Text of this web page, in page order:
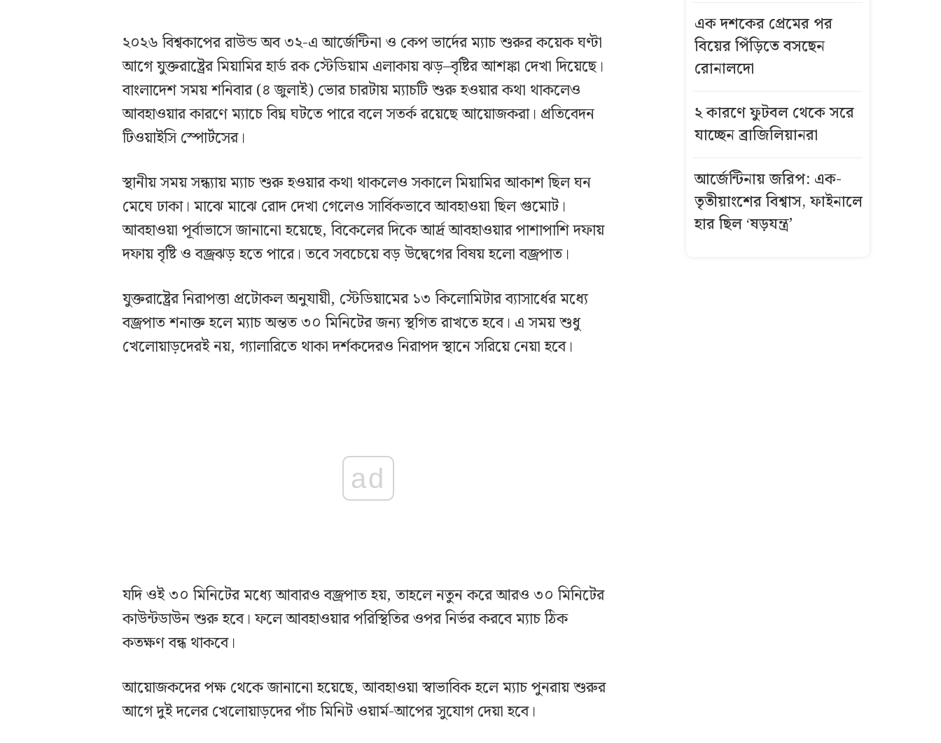
২০২৬ বিশ্বকাপের রাউন্ড অব ৩২-এ আর্জেন্টিনা ও কেপ ভার্দের ম্যাচ শুরুর কয়েক ঘণ্টা
আগে যুক্তরাষ্ট্রের মিয়ামির হার্ড রক স্টেডিয়াম এলাকায় ঝড়–বৃষ্টির আশঙ্কা দেখা দিয়েছে।
বাংলাদেশ সময় শনিবার (৪ জুলাই) ভোর চারটায় ম্যাচটি শুরু হওয়ার কথা থাকলেও
আবহাওয়ার কারণে ম্যাচে বিঘ্ন ঘটতে পারে বলে সতর্ক রয়েছে আয়োজকরা। প্রতিবেদন
টিওয়াইসি স্পোর্টসের।
স্থানীয় সময় সন্ধ্যায় ম্যাচ শুরু হওয়ার কথা থাকলেও সকালে মিয়ামির আকাশ ছিল ঘন
মেঘে ঢাকা। মাঝে মাঝে রোদ দেখা গেলেও সার্বিকভাবে আবহাওয়া ছিল গুমোট।
আবহাওয়া পূর্বাভাসে জানানো হয়েছে, বিকেলের দিকে আর্দ্র আবহাওয়ার পাশাপাশি দফায়
দফায় বৃষ্টি ও বজ্রঝড় হতে পারে। তবে সবচেয়ে বড় উদ্বেগের বিষয় হলো বজ্রপাত।
যুক্তরাষ্ট্রের নিরাপত্তা প্রটোকল অনুযায়ী, স্টেডিয়ামের ১৩ কিলোমিটার ব্যাসার্ধের মধ্যে
বজ্রপাত শনাক্ত হলে ম্যাচ অন্তত ৩০ মিনিটের জন্য স্থগিত রাখতে হবে। এ সময় শুধু
খেলোয়াড়দেরই নয়, গ্যালারিতে থাকা দর্শকদেরও নিরাপদ স্থানে সরিয়ে নেয়া হবে।
ad
যদি ওই ৩০ মিনিটের মধ্যে আবারও বজ্রপাত হয়, তাহলে নতুন করে আরও ৩০ মিনিটের
কাউন্টডাউন শুরু হবে। ফলে আবহাওয়ার পরিস্থিতির ওপর নির্ভর করবে ম্যাচ ঠিক
কতক্ষণ বন্ধ থাকবে।
আয়োজকদের পক্ষ থেকে জানানো হয়েছে, আবহাওয়া স্বাভাবিক হলে ম্যাচ পুনরায় শুরুর
আগে দুই দলের খেলোয়াড়দের পাঁচ মিনিট ওয়ার্ম-আপের সুযোগ দেয়া হবে।
বিমানবন্দরে
সবাইকে তল্লাশির
নির্দেশ
আ.লীগ নেতার
ফুলেল শুভেচ্ছা
নিয়ে বিতর্ক
এক দশকের প্রেমের পর
বিয়ের পিঁড়িতে বসছেন
রোনালদো
২ কারণে ফুটবল থেকে সরে
যাচ্ছেন ব্রাজিলিয়ানরা
আর্জেন্টিনায় জরিপ: এক-
তৃতীয়াংশের বিশ্বাস, ফাইনালে
হার ছিল ‘ষড়যন্ত্র’